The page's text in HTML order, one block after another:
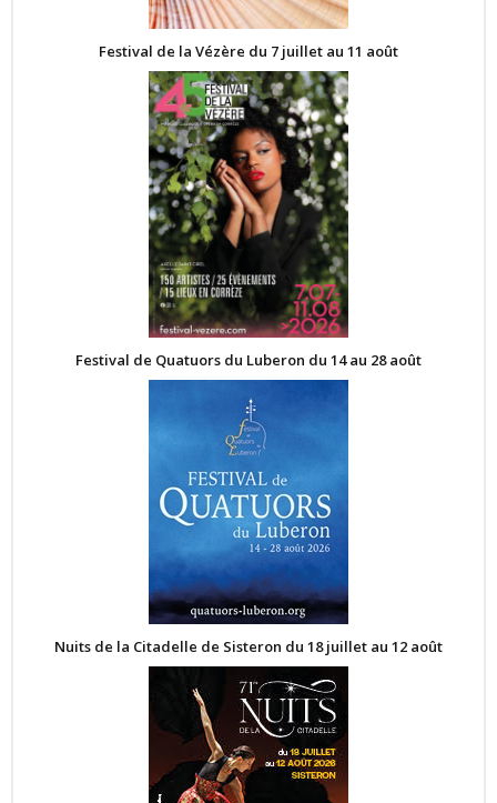
Festival de la Vézère du 7 juillet au 11 août
Festival de Quatuors du Luberon du 14 au 28 août
Nuits de la Citadelle de Sisteron du 18 juillet au 12 août